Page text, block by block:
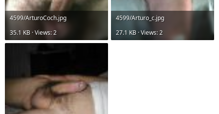
4599/ArturoCoch.jpg
35.1 KB · Views: 2
4599/Arturo_c.jpg
27.1 KB · Views: 2